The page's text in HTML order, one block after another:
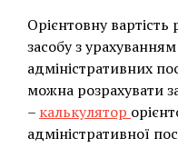
Орієнтовну вартість
засобу з
адміністративних
можна розрахувати
– калькулятор
адміністративної